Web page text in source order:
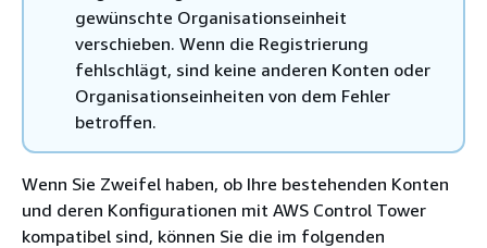
gewünschte Organisationseinheit
verschieben. Wenn die Registrierung
fehlschlägt, sind keine anderen Konten oder
Organisationseinheiten von dem Fehler
betroffen.
Wenn Sie Zweifel haben, ob Ihre bestehenden Konten
und deren Konfigurationen mit AWS Control Tower
kompatibel sind, können Sie die im folgenden